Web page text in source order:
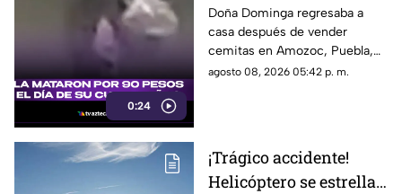
0:24
cumpleaños; Este es el
caso de Doña Dominga
Doña Dominga regresaba a
casa después de vender
cemitas en Amozoc, Puebla,
cuando presuntamente un
agosto 08, 2026 05:42 p. m.
¡Trágico accidente!
Helicóptero se estrella